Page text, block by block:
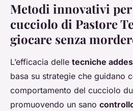
Metodi innovativi
cucciolo di Pastore
giocare senza
L’efficacia delle tecniche
basa su strategie che guidano
comportamento del cucciolo
promuovendo un sano